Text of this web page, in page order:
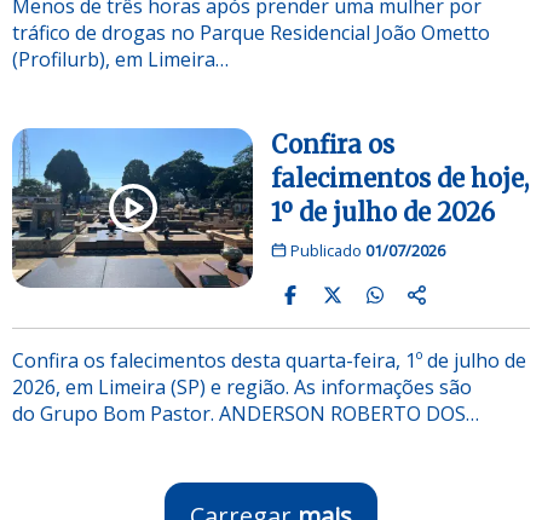
Menos de três horas após prender uma mulher por
tráfico de drogas no Parque Residencial João Ometto
(Profilurb), em Limeira…
Confira os
falecimentos de hoje,
1º de julho de 2026
Publicado 01/07/2026
Confira os falecimentos desta quarta-feira, 1º de julho de
2026, em Limeira (SP) e região. As informações são
do Grupo Bom Pastor. ANDERSON ROBERTO DOS…